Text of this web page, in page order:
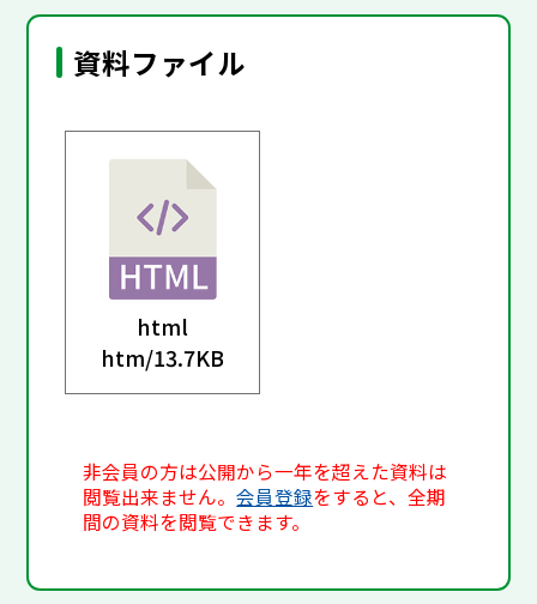
資料ファイル
html
htm/13.7KB
非会員の方は公開から一年を超えた資料は
閲覧出来ません。会員登録をすると、全期
間の資料を閲覧できます。